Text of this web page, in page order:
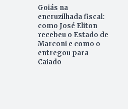
Goiás na
encruzilhada fiscal:
como José Eliton
recebeu o Estado de
Marconi e como o
entregou para
Caiado